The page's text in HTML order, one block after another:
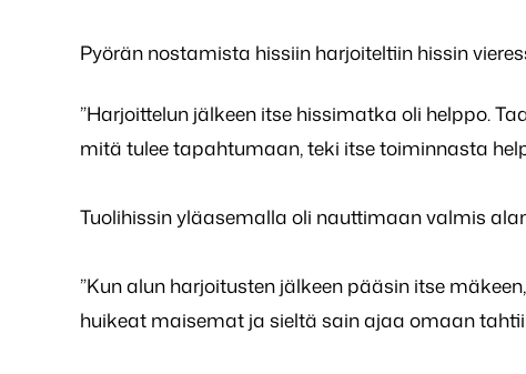
Pyörän nostamista hissiin harjoiteltiin hissin
”Harjoittelun jälkeen itse hissimatka oli helppo.
mitä tulee tapahtumaan, teki itse toiminnasta
Tuolihissin yläasemalla oli nauttimaan valmis
”Kun alun harjoitusten jälkeen pääsin itse
huikeat maisemat ja sieltä sain ajaa omaan